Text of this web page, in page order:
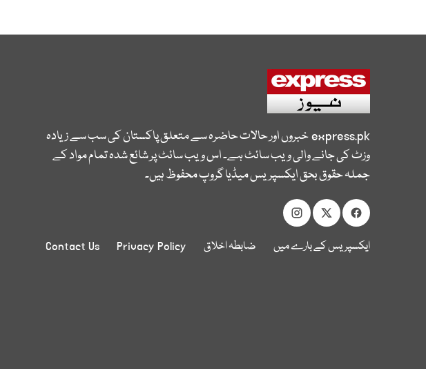
express.pkخبروں اور حالات حاضرہ سے متعلق پاکستان کی سب سے زیادہ
وزٹ کی جانے والی ویب سائٹ ہے۔ اس ویب سائٹ پر شائع شدہ تمام مواد کے
جملہ حقوق بحق ایکسپریس میڈیا گروپ محفوظ ہیں۔
ایکسپریس کے بارے میں ضابطہ اخلاق Privacy Policy
Contact Us